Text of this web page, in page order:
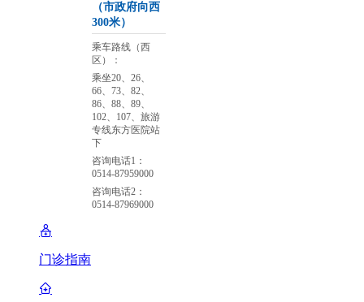
（市政府向西
300米）
乘车路线（西
区）：
乘坐20、26、
66、73、82、
86、88、89、
102、107、旅游
专线东方医院站
下
咨询电话1：
0514-87959000
咨询电话2：
0514-87969000
门诊指南